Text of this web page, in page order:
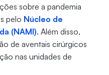
sobre a pandemia
pelo Núcleo de
(NAMI). Além disso,
de aventais cirúrgicos
nas unidades de